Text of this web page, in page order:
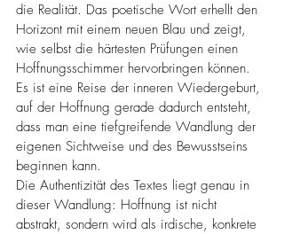
die Realität. Das poetische Wort erhellt den
Horizont mit einem neuen Blau und zeigt,
wie selbst die härtesten Prüfungen einen
Hoffnungsschimmer hervorbringen können.
Es ist eine Reise der inneren Wiedergeburt,
auf der Hoffnung gerade dadurch entsteht,
dass man eine tiefgreifende Wandlung der
eigenen Sichtweise und des Bewusstseins
beginnen kann.
Die Authentizität des Textes liegt genau in
dieser Wandlung: Hoffnung ist nicht
abstrakt, sondern wird als irdische, konkrete